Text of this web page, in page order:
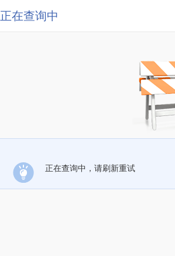
正在查询中
正在查询中，请刷新重试